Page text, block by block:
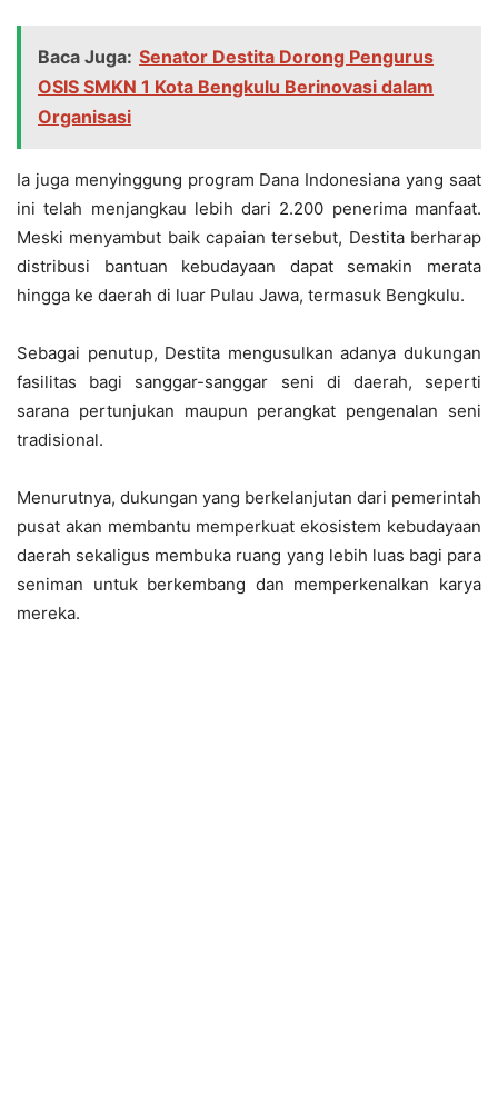
Baca Juga: Senator Destita Dorong Pengurus
OSIS SMKN 1 Kota Bengkulu Berinovasi dalam
Organisasi
Ia juga menyinggung program Dana Indonesiana yang saat
ini telah menjangkau lebih dari 2.200 penerima manfaat.
Meski menyambut baik capaian tersebut, Destita berharap
distribusi bantuan kebudayaan dapat semakin merata
hingga ke daerah di luar Pulau Jawa, termasuk Bengkulu.
Sebagai penutup, Destita mengusulkan adanya dukungan
fasilitas bagi sanggar-sanggar seni di daerah, seperti
sarana pertunjukan maupun perangkat pengenalan seni
tradisional.
Menurutnya, dukungan yang berkelanjutan dari pemerintah
pusat akan membantu memperkuat ekosistem kebudayaan
daerah sekaligus membuka ruang yang lebih luas bagi para
seniman untuk berkembang dan memperkenalkan karya
mereka.